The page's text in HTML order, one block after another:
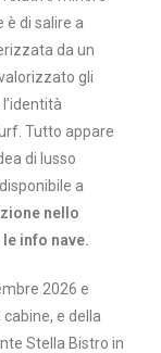
è di salire a
da un
gli
Tutto appare
di lusso
a
nello
info nave.
2026 e
e della
Stella Bistro in